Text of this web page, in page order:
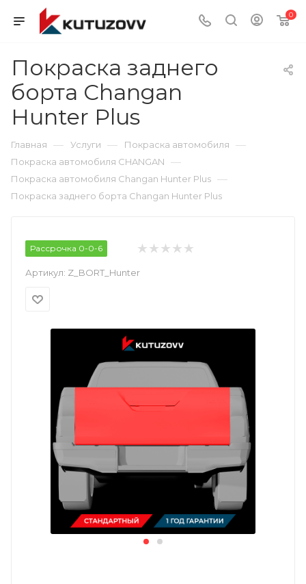
0
Покраска заднего
борта Changan
Hunter Plus
Главная — Услуги — Покраска автомобиля —
Покраска автомобиля CHANGAN —
Покраска автомобиля Changan Hunter Plus —
Покраска заднего борта Changan Hunter Plus
Рассрочка 0-0-6
Артикул: Z_BORT_Hunter